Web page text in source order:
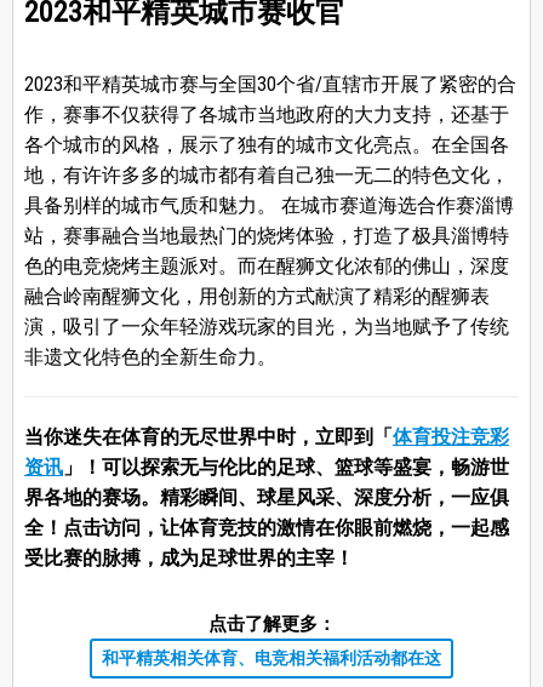
2023和平精英城市赛收官
2023和平精英城市赛与全国30个省/直辖市开展了紧密的合
作，赛事不仅获得了各城市当地政府的大力支持，还基于
各个城市的风格，展示了独有的城市文化亮点。在全国各
地，有许许多多的城市都有着自己独一无二的特色文化，
具备别样的城市气质和魅力。 在城市赛道海选合作赛淄博
站，赛事融合当地最热门的烧烤体验，打造了极具淄博特
色的电竞烧烤主题派对。而在醒狮文化浓郁的佛山，深度
融合岭南醒狮文化，用创新的方式献演了精彩的醒狮表
演，吸引了一众年轻游戏玩家的目光，为当地赋予了传统
非遗文化特色的全新生命力。
当你迷失在体育的无尽世界中时，立即到「 体育投注竞彩
资讯」！可以探索无与伦比的足球、篮球等盛宴，畅游世
界各地的赛场。精彩瞬间、球星风采、深度分析，一应俱
全！点击访问，让体育竞技的激情在你眼前燃烧，一起感
受比赛的脉搏，成为足球世界的主宰！
点击了解更多：
和平精英相关体育、电竞相关福利活动都在这